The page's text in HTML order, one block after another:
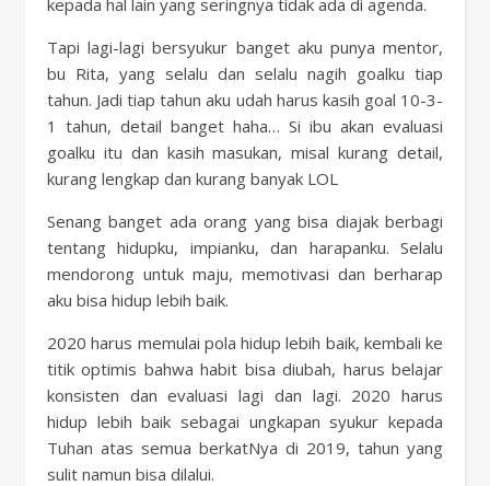
kepada hal lain yang seringnya tidak ada di agenda.
Tapi lagi-lagi bersyukur banget aku punya mentor,
bu Rita, yang selalu dan selalu nagih goalku tiap
tahun. Jadi tiap tahun aku udah harus kasih goal 10-3-
1 tahun, detail banget haha… Si ibu akan evaluasi
goalku itu dan kasih masukan, misal kurang detail,
kurang lengkap dan kurang banyak LOL
Senang banget ada orang yang bisa diajak berbagi
tentang hidupku, impianku, dan harapanku. Selalu
mendorong untuk maju, memotivasi dan berharap
aku bisa hidup lebih baik.
2020 harus memulai pola hidup lebih baik, kembali ke
titik optimis bahwa habit bisa diubah, harus belajar
konsisten dan evaluasi lagi dan lagi. 2020 harus
hidup lebih baik sebagai ungkapan syukur kepada
Tuhan atas semua berkatNya di 2019, tahun yang
sulit namun bisa dilalui.